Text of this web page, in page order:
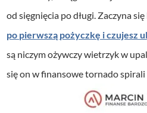
od sięgnięcia po długi. Zaczyna
po pierwszą pożyczkę i czujesz
są niczym ożywczy wietrzyk w
się on w finansowe tornado spirali